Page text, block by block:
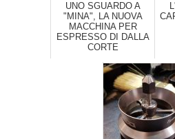
UNO SGUARDO A
"MINA", LA NUOVA
MACCHINA PER
ESPRESSO DI DALLA
CORTE